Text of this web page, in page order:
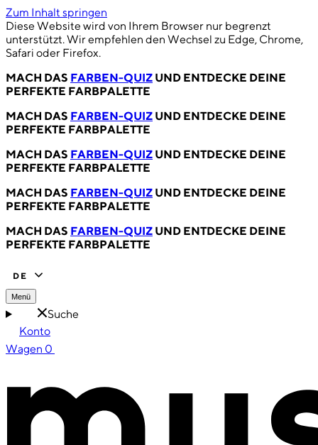
Zum Inhalt springen
Diese Website wird von Ihrem Browser nur begrenzt
unterstützt. Wir empfehlen den Wechsel zu Edge, Chrome,
Safari oder Firefox.
MACH DAS FARBEN-QUIZ UND ENTDECKE DEINE
PERFEKTE FARBPALETTE
MACH DAS FARBEN-QUIZ UND ENTDECKE DEINE
PERFEKTE FARBPALETTE
MACH DAS FARBEN-QUIZ UND ENTDECKE DEINE
PERFEKTE FARBPALETTE
MACH DAS FARBEN-QUIZ UND ENTDECKE DEINE
PERFEKTE FARBPALETTE
MACH DAS FARBEN-QUIZ UND ENTDECKE DEINE
PERFEKTE FARBPALETTE
DE
Menü
Suche
Konto
Wagen 0